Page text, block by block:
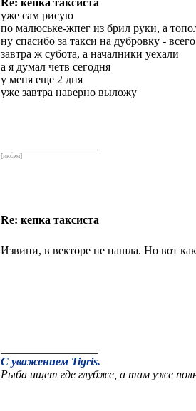
Re: кепка таксиста
уже сам рисую
по малюське-жпег из брил руки, а
ну спасибо за такси на дубровку -
завтра ж субота, а началники уехали
а я думал четв сегодня
у меня еще 2 дня
уже завтра наверно выложу
[икс́эм]
Re: кепка таксиста
Извини, в векторе не нашла. Но вот
С уважением Tigris.
Рыба ищет где глубже, а там уже